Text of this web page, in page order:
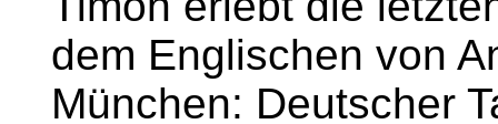
dem Englischen von
München: Deutscher